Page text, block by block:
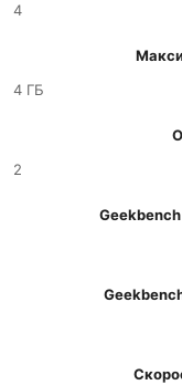
4
4 ГБ
2